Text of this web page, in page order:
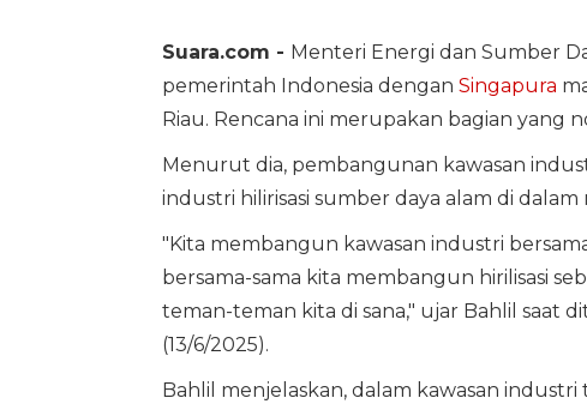
Suara.com - Menteri Energi dan Sumber
pemerintah Indonesia dengan Singapura
Riau. Rencana ini merupakan bagian yang
Menurut dia, pembangunan kawasan
industri hilirisasi sumber daya alam di dalam
"Kita membangun kawasan industri
bersama-sama kita membangun hirilisasi
teman-teman kita di sana," ujar Bahlil saat
(13/6/2025).
Bahlil menjelaskan, dalam kawasan